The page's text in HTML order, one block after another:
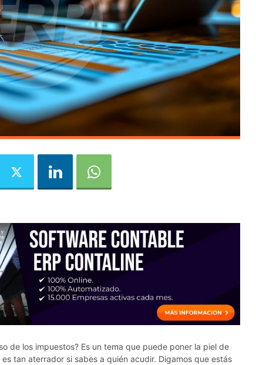
de los impuestos? Es un tema que puede poner la piel de
tan aterrador si sabes a quién acudir. Digamos que estás